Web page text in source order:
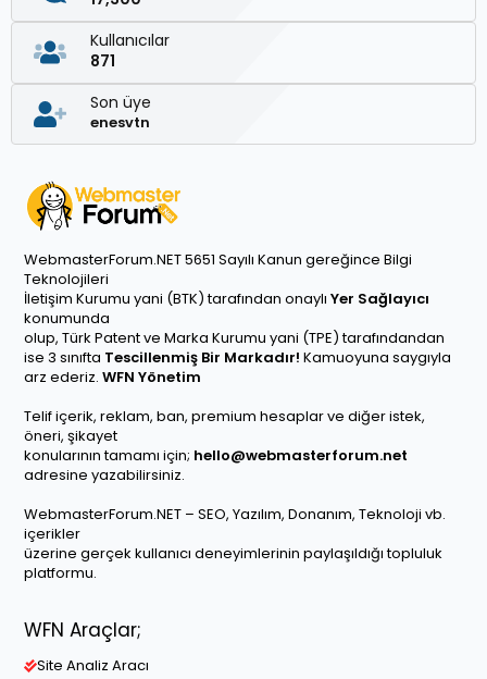
Kullanıcılar
871
Son üye
enesvtn
WebmasterForum.NET 5651 Sayılı Kanun gereğince Bilgi
Teknolojileri
İletişim Kurumu yani (BTK) tarafından onaylı Yer Sağlayıcı
konumunda
olup, Türk Patent ve Marka Kurumu yani (TPE) tarafındandan
ise 3 sınıfta Tescillenmiş Bir Markadır! Kamuoyuna saygıyla
arz ederiz. WFN Yönetim
Telif içerik, reklam, ban, premium hesaplar ve diğer istek,
öneri, şikayet
konularının tamamı için; hello@webmasterforum.net
adresine yazabilirsiniz.
WebmasterForum.NET – SEO, Yazılım, Donanım, Teknoloji vb.
içerikler
üzerine gerçek kullanıcı deneyimlerinin paylaşıldığı topluluk
platformu.
WFN Araçlar;
Site Analiz Aracı